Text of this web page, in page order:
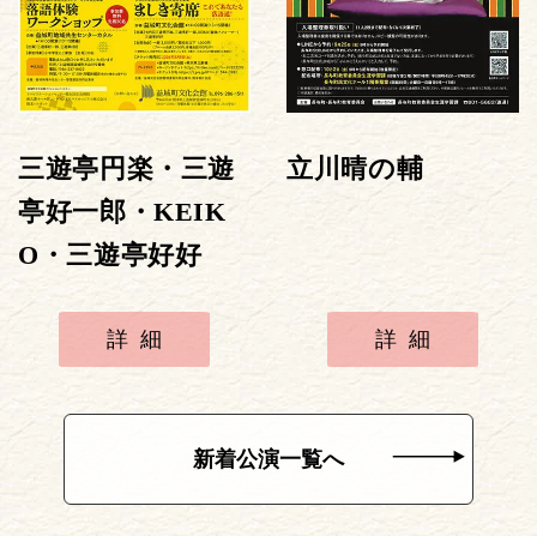
三遊亭円楽・三遊
亭好一郎・KEIK
O・三遊亭好好
詳細
立川晴の輔
詳細
新着公演一覧へ